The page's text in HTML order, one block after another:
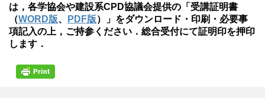
は，各学協会や建設系CPD協議会提供の「受講証明書
（WORD版、 PDF版）」をダウンロード・印刷・必要事
項記入の上，ご持参ください．総合受付にて証明印を押印
します．